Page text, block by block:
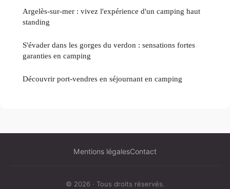
Argelès-sur-mer : vivez l'expérience d'un camping haut
standing
S'évader dans les gorges du verdon : sensations fortes
garanties en camping
Découvrir port-vendres en séjournant en camping
Mentions légalesContact
© 2026 · Tous droits réservés.